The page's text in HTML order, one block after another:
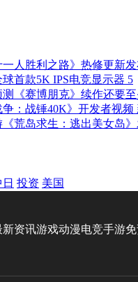
一人胜利之路》热修更新
首款5K IPS电竞显示器 5
测《赛博朋克》续作还要
争：战锤40K》开发者视频
荒岛求生：逃出美女岛
投资 美国
新资讯游戏动漫电竞手游